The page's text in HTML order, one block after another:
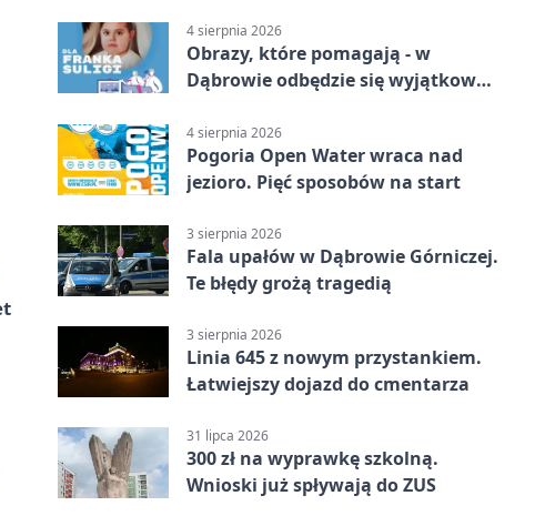
4 sierpnia 2026
Obrazy, które pomagają - w
Dąbrowie odbędzie się wyjątkowa
4 sierpnia 2026
Pogoria Open Water wraca nad
jezioro. Pięć sposobów na start
3 sierpnia 2026
Fala upałów w Dąbrowie Górniczej.
Te błędy grożą tragedią
3 sierpnia 2026
Linia 645 z nowym przystankiem.
Łatwiejszy dojazd do cmentarza
31 lipca 2026
300 zł na wyprawkę szkolną.
Wnioski już spływają do ZUS